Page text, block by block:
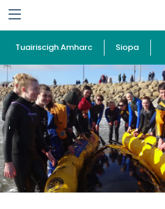
Tuairiscigh Amharc Siopa